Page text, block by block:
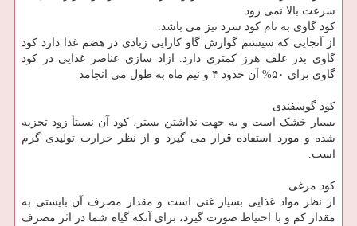
سرعت بالا نمی رود.
کود گاوی به نام کود سرد نیز می باشد.
از آنجایی که سیستم گوارش گاو کارایی زیادی در هضم غذا دارد کود
گاوی بذر علف هرز کمتری دارد. ازاد سازی عناصر غذایی در کود
گاوی برای ۵۰% آن حدود ۴ و نیم ماه به طول می انجامد
کود گوسفندی
بسیار خشک است و به جهت نداشتن بستر، کود آن نسبتأ زود تجزیه
شده و مورد استفاده قرار می گیرد و از نظر حرارت تولیدی گرم
است.
کود مرغی
از نظر مواد غذایی بسیار غنی است و مقدار مصرف آن بایستی به
مقدار کم و با احتیاط صورت گیرد، برای آنکه گیاه شما در اثر مصرف